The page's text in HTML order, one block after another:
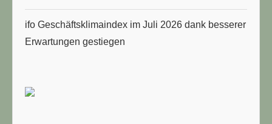
ifo Geschäftsklimaindex im Juli 2026 dank besserer
Erwartungen gestiegen